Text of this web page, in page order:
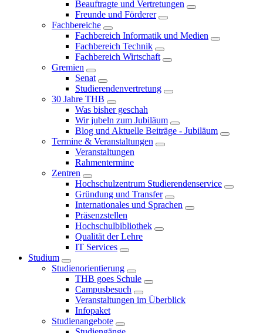
Beauftragte und Vertretungen
Freunde und Förderer
Fachbereiche
Fachbereich Informatik und Medien
Fachbereich Technik
Fachbereich Wirtschaft
Gremien
Senat
Studierendenvertretung
30 Jahre THB
Was bisher geschah
Wir jubeln zum Jubiläum
Blog und Aktuelle Beiträge - Jubiläum
Termine & Veranstaltungen
Veranstaltungen
Rahmentermine
Zentren
Hochschulzentrum Studierendenservice
Gründung und Transfer
Internationales und Sprachen
Präsenzstellen
Hochschulbibliothek
Qualität der Lehre
IT Services
Studium
Studienorientierung
THB goes Schule
Campusbesuch
Veranstaltungen im Überblick
Infopaket
Studienangebote